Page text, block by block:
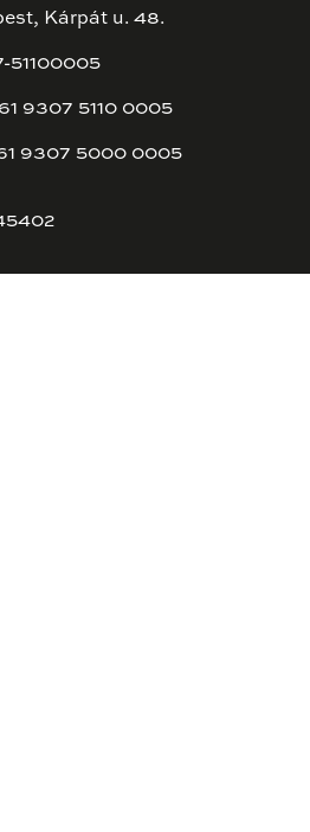
Kárpát u. 48.
51100005
9307 5110 0005
9307 5000 0005